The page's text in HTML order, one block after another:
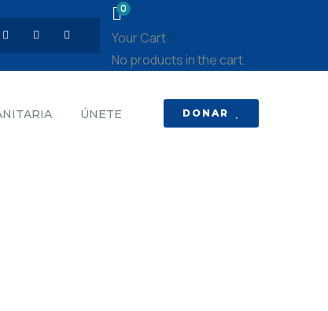
0
Your Cart
No products in the cart.
ÚNETE DONAR